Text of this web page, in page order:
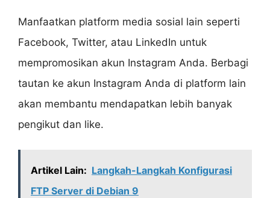
Manfaatkan platform media sosial lain seperti
Facebook, Twitter, atau LinkedIn untuk
mempromosikan akun Instagram Anda. Berbagi
tautan ke akun Instagram Anda di platform lain
akan membantu mendapatkan lebih banyak
pengikut dan like.
Artikel Lain: Langkah-Langkah Konfigurasi
FTP Server di Debian 9